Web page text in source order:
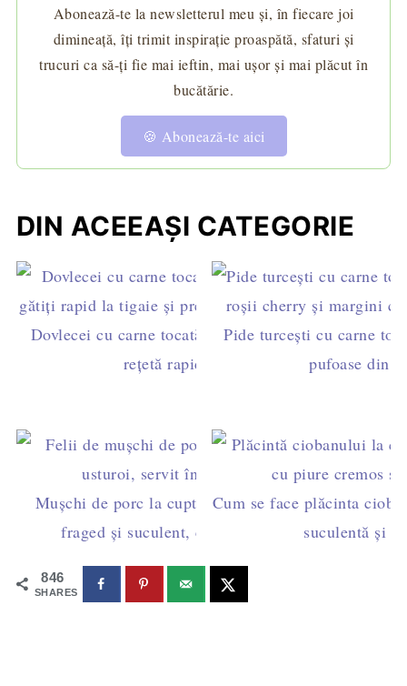
Abonează-te la newsletterul meu și, în fiecare joi
dimineață, îți trimit inspirație proaspătă, sfaturi și
trucuri ca să-ți fie mai ieftin, mai ușor și mai plăcut în
bucătărie.
🍪 Abonează-te aici
DIN ACEEAȘI CATEGORIE
Dovlecei cu carne tocată de pui în sos de roșii -
rețetă rapidă la tigaie
Pide turcești cu carne
pufoase din
Mușchi de porc la cuptor împănat cu usturoi –
fraged și suculent, cu sos roșu din tavă
Cum se face plăcinta
suculentă și
846
SHARES